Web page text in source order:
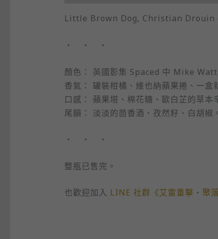
Little Brown Dog, Christian Drouin
・ ・ ・
顏色： 英國影集 Spaced 中 Mike
香氣： 罐裝柑橘、維也納蘋果捲、一盒
口感： 蘋果塔、棉花糖、歐白芷的草本
尾韻： 淡淡的茴香酒、孜然籽、白胡椒。
・ ・ ・
整瓶已售完。
也歡迎加入 LINE 社群《艾雷重擊・聚落